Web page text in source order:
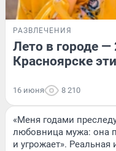
РАЗВЛЕЧЕНИЯ
Лето в городе —
Красноярске
16 июня 8 210
«Меня годами
любовница мужа: она
и угрожает». Реальная